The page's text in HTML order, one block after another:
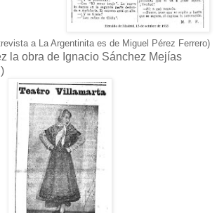
a La Argentinita es de Miguel Pérez Ferrero)
la obra de Ignacio Sánchez Mejías